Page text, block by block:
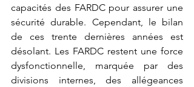
capacités des FARDC pour assurer une
sécurité durable. Cependant, le bilan
de ces trente dernières années est
désolant. Les FARDC restent une force
dysfonctionnelle, marquée par des
divisions internes, des allégeances